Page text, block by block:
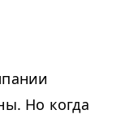
Но когда